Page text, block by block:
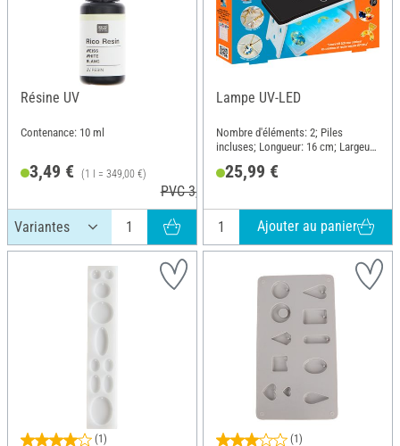
Résine UV
Contenance: 10 ml
3,49 € (1 l = 349,00 €)
PVC 3,99 €
Lampe UV-LED
Nombre d'éléments: 2; Piles
incluses; Longueur: 16 cm; Largeur:
25,99 €
Ajouter au panier
(1) (1)